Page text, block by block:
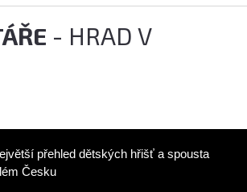
- HRAD V
přehled dětských hřišť a spousta
Česku